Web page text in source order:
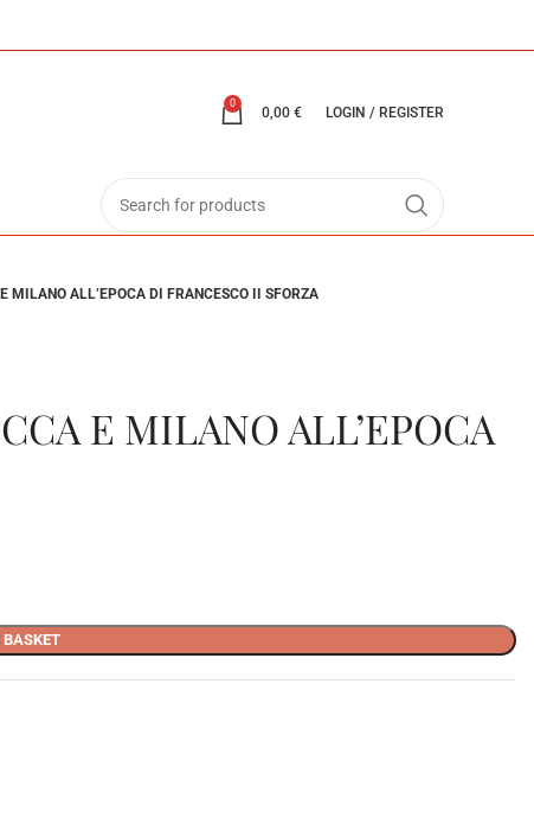
0
0,00 € LOGIN / REGISTER
MILANO ALL’EPOCA DI FRANCESCO II SFORZA
E MILANO ALL’EPOCA
BASKET